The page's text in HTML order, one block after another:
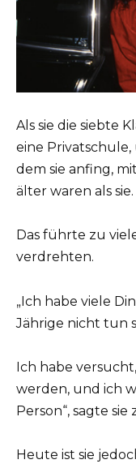
Als sie die siebte
eine
dem sie anfing,
älter waren als sie.
Das führte zu
verdrehten.
„Ich habe viele
Jährige nicht tun
Ich habe
werden, und ich
Person“, sagte
Heute ist sie